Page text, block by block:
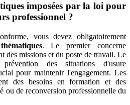
imposées par la loi pour
professionnel ?
vous devez obligatoirement
. Le premier concerne
des missions et du poste de travail. Le
des situations d'usure
pour maintenir l'engagement. Les
des besoins en formation et des
ou de reconversion professionnelle du